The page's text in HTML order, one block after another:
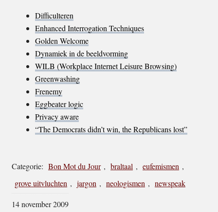
Difficulteren
Enhanced Interrogation Techniques
Golden Welcome
Dynamiek in de beeldvorming
WILB (Workplace Internet Leisure Browsing)
Greenwashing
Frenemy
Eggbeater logic
Privacy aware
“The Democrats didn’t win, the Republicans lost”
Categorie: Bon Mot du Jour , braltaal , eufemismen ,
grove uitvluchten , jargon , neologismen , newspeak
14 november 2009